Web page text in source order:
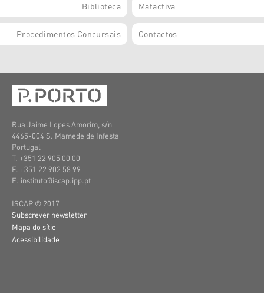
Biblioteca Matactiva
Procedimentos Concursais Contactos
Rua Jaime Lopes Amorim, s/n
4465-004 S. Mamede de Infesta
Portugal
T. +351 22 905 00 00
F. +351 22 902 58 99
E. instituto@iscap.ipp.pt
ISCAP © 2017
Subscrever newsletter
Mapa do sítio
Acessibilidade